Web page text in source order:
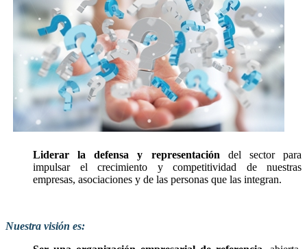
Liderar la defensa y representación del sector para
impulsar el crecimiento y competitividad de nuestras
empresas, asociaciones y de las personas que las integran.
Nuestra visión es: